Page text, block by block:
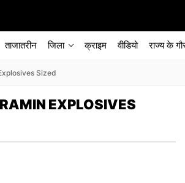
ताजातरीन जिला क्राइम वीडियो राज्‍य के
Sized
EXPLOSIVES